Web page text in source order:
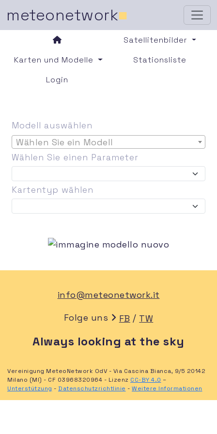
meteonetwork■
Satellitenbilder
Karten und Modelle
Stationsliste
Login
Modell auswählen
Wählen Sie ein Modell
Wählen Sie einen Parameter
Kartentyp wählen
info@meteonetwork.it
Folge uns FB / TW
Always looking at the sky
Vereinigung MeteoNetwork OdV - Via Cascina Bianca, 9/5 20142
Milano (MI) - CF 03968320964 - Lizenz CC-BY 4.0 –
Unterstützung - Datenschutzrichtlinie - Weitere Informationen